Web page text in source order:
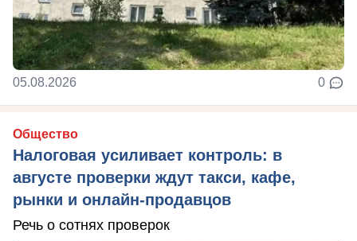
05.08.2026 0
Общество
Налоговая усиливает контроль: в
августе проверки ждут такси, кафе,
рынки и онлайн-продавцов
Речь о сотнях проверок